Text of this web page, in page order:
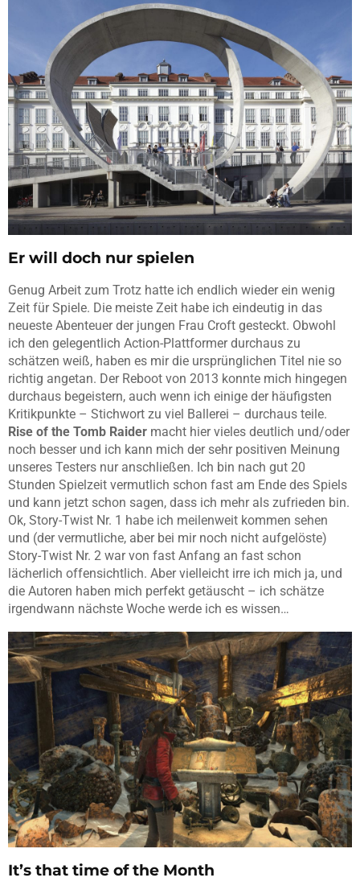
Er will doch nur spielen
Genug Arbeit zum Trotz hatte ich endlich wieder ein wenig
Zeit für Spiele. Die meiste Zeit habe ich eindeutig in das
neueste Abenteuer der jungen Frau Croft gesteckt. Obwohl
ich den gelegentlich Action-Plattformer durchaus zu
schätzen weiß, haben es mir die ursprünglichen Titel nie so
richtig angetan. Der Reboot von 2013 konnte mich hingegen
durchaus begeistern, auch wenn ich einige der häufigsten
Kritikpunkte – Stichwort zu viel Ballerei – durchaus teile.
Rise of the Tomb Raider macht hier vieles deutlich und/oder
noch besser und ich kann mich der sehr positiven Meinung
unseres Testers nur anschließen. Ich bin nach gut 20
Stunden Spielzeit vermutlich schon fast am Ende des Spiels
und kann jetzt schon sagen, dass ich mehr als zufrieden bin.
Ok, Story-Twist Nr. 1 habe ich meilenweit kommen sehen
und (der vermutliche, aber bei mir noch nicht aufgelöste)
Story-Twist Nr. 2 war von fast Anfang an fast schon
lächerlich offensichtlich. Aber vielleicht irre ich mich ja, und
die Autoren haben mich perfekt getäuscht – ich schätze
irgendwann nächste Woche werde ich es wissen…
It’s that time of the Month